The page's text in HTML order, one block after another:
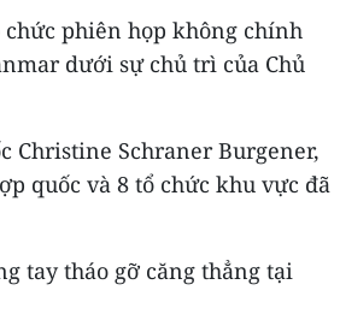
phiên họp không chính
dưới sự chủ trì của Chủ
Christine Schraner Burgener,
quốc và 8 tổ chức khu vực đã
tay tháo gỡ căng thẳng tại